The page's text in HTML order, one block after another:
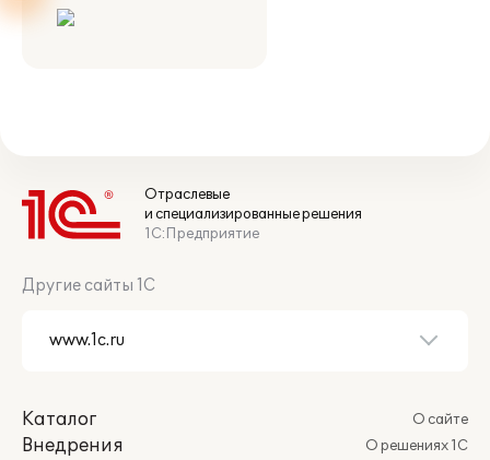
Отраслевые
и специализированные решения
1С:Предприятие
Другие сайты 1С
Каталог
Внедрения
О сайте
О решениях 1С